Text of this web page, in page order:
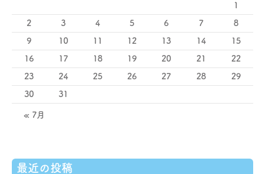
1
2 3 4 5 6 7 8
9 10 11 12 13 14 15
16 17 18 19 20 21 22
23 24 25 26 27 28 29
30 31
« 7月
最近の投稿